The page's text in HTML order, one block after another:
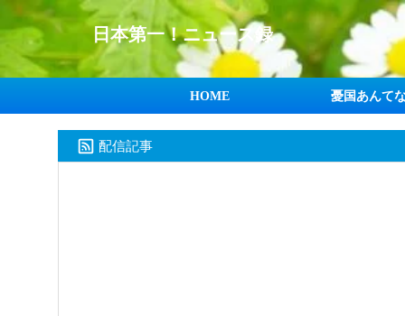
日本第一！ニュース録
HOME 憂国あんて
配信記事